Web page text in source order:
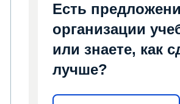
Есть
организации
или знаете, как
лучше?